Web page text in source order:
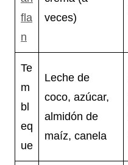
fla
n
veces)
Te
m
bl
eq
ue
Leche de
coco, azúcar,
almidón de
maíz, canela